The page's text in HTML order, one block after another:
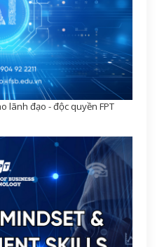
lãnh đạo - độc quyền FPT